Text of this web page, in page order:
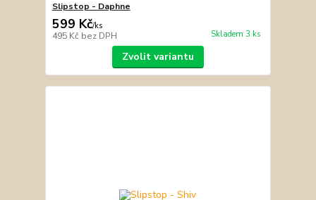
Slipstop - Daphne
599 Kč/ks
495 Kč bez DPH Skladem 3 ks
Zvolit variantu